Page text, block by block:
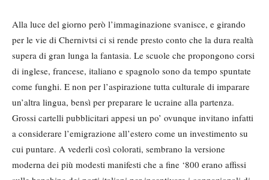
Alla luce del giorno però l’immaginazione svanisce, e girando
per le vie di Chernivtsi ci si rende presto conto che la dura realtà
supera di gran lunga la fantasia. Le scuole che propongono corsi
di inglese, francese, italiano e spagnolo sono da tempo spuntate
come funghi. E non per l’aspirazione tutta culturale di imparare
un’altra lingua, bensì per preparare le ucraine alla partenza.
Grossi cartelli pubblicitari appesi un po’ ovunque invitano infatti
a considerare l’emigrazione all’estero come un investimento su
cui puntare. A vederli così colorati, sembrano la versione
moderna dei più modesti manifesti che a fine ‘800 erano affissi